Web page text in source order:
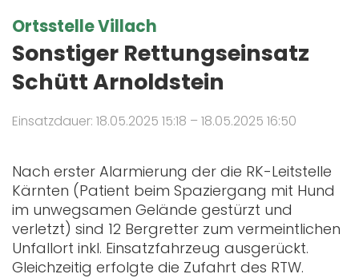
Ortsstelle Villach
Sonstiger Rettungseinsatz
Schütt Arnoldstein
Einsatzdauer: 18.05.2025 15:18 – 18.05.2025 16:50
Nach erster Alarmierung der die RK-Leitstelle
Kärnten (Patient beim Spaziergang mit Hund
im unwegsamen Gelände gestürzt und
verletzt) sind 12 Bergretter zum vermeintlichen
Unfallort inkl. Einsatzfahrzeug ausgerückt.
Gleichzeitig erfolgte die Zufahrt des RTW.